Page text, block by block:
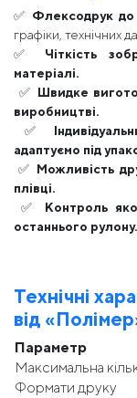
✅ Флексодрук до
графіки, технічних
✅ Чіткість
матеріалі.
✅ Швидке
виробництві.
✅
адаптуємо під
✅ Можливість
плівці.
✅ Контроль
останнього рулону.
Технічні
від
Параметр
Максимальна
Формати друку